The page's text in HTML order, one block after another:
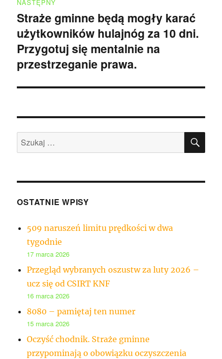
NASTĘPNY
Następny
wpis:
Straże gminne będą mogły karać
użytkowników hulajnóg za 10 dni.
Przygotuj się mentalnie na
przestrzeganie prawa.
Szukaj:
OSTATNIE WPISY
509 naruszeń limitu prędkości w dwa
tygodnie
17 marca 2026
Przegląd wybranych oszustw za luty 2026 –
ucz się od CSIRT KNF
16 marca 2026
8080 – pamiętaj ten numer
15 marca 2026
Oczyść chodnik. Straże gminne
przypominają o obowiązku oczyszczenia